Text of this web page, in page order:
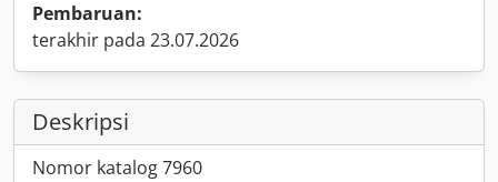
Pembaruan:
terakhir pada 23.07.2026
Deskripsi
Nomor katalog 7960